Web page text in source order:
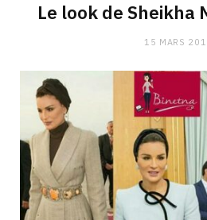
Le look de Sheikha
15 MARS